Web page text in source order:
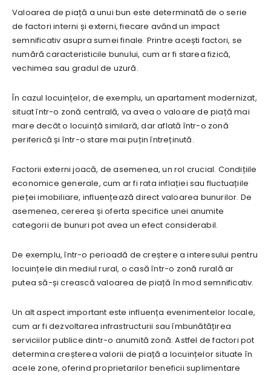
Valoarea de piață a unui bun este determinată de o serie
de factori interni și externi, fiecare având un impact
semnificativ asupra sumei finale. Printre acești factori, se
numără caracteristicile bunului, cum ar fi starea fizică,
vechimea sau gradul de uzură.
În cazul locuințelor, de exemplu, un apartament modernizat,
situat într-o zonă centrală, va avea o valoare de piață mai
mare decât o locuință similară, dar aflată într-o zonă
periferică și într-o stare mai puțin întreținută.
Factorii externi joacă, de asemenea, un rol crucial. Condițiile
economice generale, cum ar fi rata inflației sau fluctuațiile
pieței imobiliare, influențează direct valoarea bunurilor. De
asemenea, cererea și oferta specifice unei anumite
categorii de bunuri pot avea un efect considerabil.
De exemplu, într-o perioadă de creștere a interesului pentru
locuințele din mediul rural, o casă într-o zonă rurală ar
putea să-și crească valoarea de piață în mod semnificativ.
Un alt aspect important este influența evenimentelor locale,
cum ar fi dezvoltarea infrastructurii sau îmbunătățirea
serviciilor publice dintr-o anumită zonă. Astfel de factori pot
determina creșterea valorii de piață a locuințelor situate în
acele zone, oferind proprietarilor beneficii suplimentare